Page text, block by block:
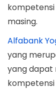
masing.
Alfabank
yang
yang dapat
kompetensi